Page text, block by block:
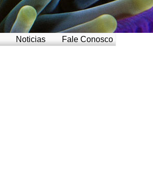
Noticias Fale Conosco